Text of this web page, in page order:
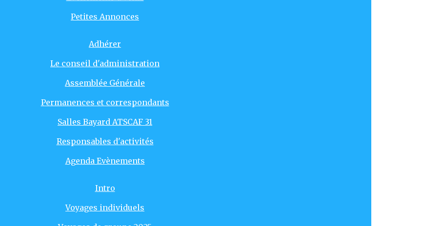
Petites Annonces
Adhérer
Le conseil d'administration
Assemblée Générale
Permanences et correspondants
Salles Bayard ATSCAF 31
Responsables d'activités
Agenda Evènements
Intro
Voyages individuels